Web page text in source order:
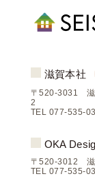
滋賀本社
〒520-3031 滋
2
TEL 077-535-
OKA
〒520-3012 滋
TEL 077-535-